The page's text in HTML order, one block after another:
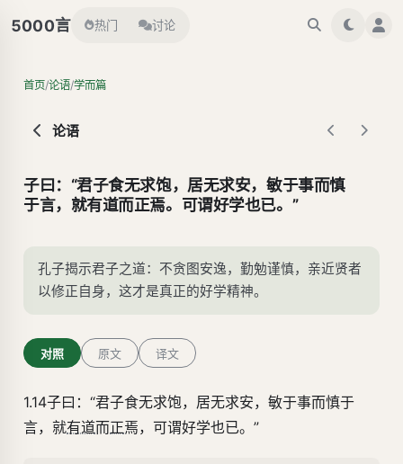
5000言 热门 讨论
首页/论语/学而篇
论语
子曰：“君子食无求饱，居无求安，敏于事而慎
于言，就有道而正焉。可谓好学也已。”
孔子揭示君子之道：不贪图安逸，勤勉谨慎，亲近贤者
以修正自身，这才是真正的好学精神。
对照 原文 译文
1.14子曰：“君子食无求饱，居无求安，敏于事而慎于
言，就有道而正焉，可谓好学也已。”